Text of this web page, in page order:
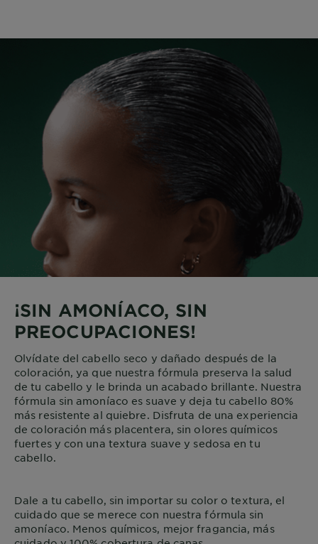
¡SIN AMONÍACO, SIN
PREOCUPACIONES!
Olvídate del cabello seco y dañado después de la
coloración, ya que nuestra fórmula preserva la salud
de tu cabello y le brinda un acabado brillante. Nuestra
fórmula sin amoníaco es suave y deja tu cabello 80%
más resistente al quiebre. Disfruta de una experiencia
de coloración más placentera, sin olores químicos
fuertes y con una textura suave y sedosa en tu
cabello.
Dale a tu cabello, sin importar su color o textura, el
cuidado que se merece con nuestra fórmula sin
amoníaco. Menos químicos, mejor fragancia, más